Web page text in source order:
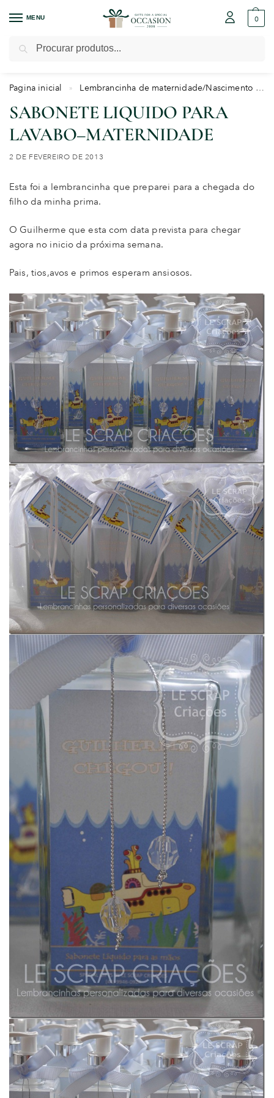
MENU 0
Pagina inicial » Lembrancinha de maternidade/Nascimento
SABONETE LIQUIDO PARA
LAVABO–MATERNIDADE
2 DE FEVEREIRO DE 2013
Esta foi a lembrancinha que preparei para a chegada do
filho da minha prima.
O Guilherme que esta com data prevista para chegar
agora no inicio da próxima semana.
Pais, tios,avos e primos esperam ansiosos.